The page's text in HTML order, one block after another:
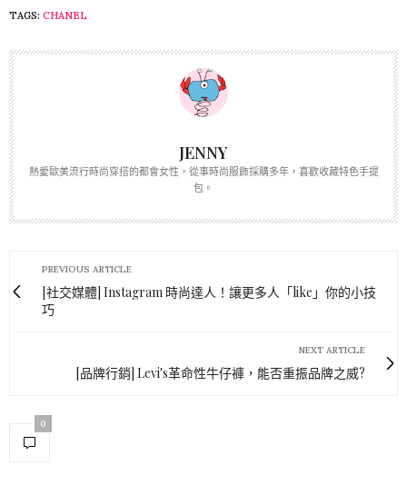
TAGS: CHANEL
JENNY
熱愛歐美流行時尚穿搭的都會女性，從事時尚服飾採購多年，喜歡收藏特色手提
包。
PREVIOUS ARTICLE
[社交媒體] Instagram 時尚達人！讓更多人「like」你的小技
巧
NEXT ARTICLE
[品牌行銷] Levi's革命性牛仔褲，能否重振品牌之威?
0